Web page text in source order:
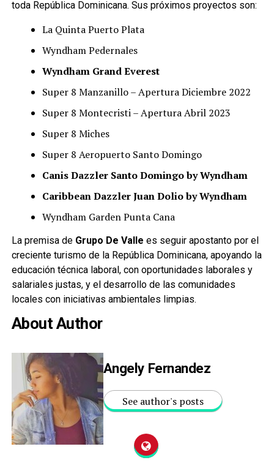
toda República Dominicana. Sus próximos proyectos son:
La Quinta Puerto Plata
Wyndham Pedernales
Wyndham Grand Everest
Super 8 Manzanillo – Apertura Diciembre 2022
Super 8 Montecristi – Apertura Abril 2023
Super 8 Miches
Super 8 Aeropuerto Santo Domingo
Canis Dazzler Santo Domingo by Wyndham
Caribbean Dazzler Juan Dolio by Wyndham
Wyndham Garden Punta Cana
La premisa de Grupo De Valle es seguir apostanto por el
creciente turismo de la República Dominicana, apoyando la
educación técnica laboral, con oportunidades laborales y
salariales justas, y el desarrollo de las comunidades
locales con iniciativas ambientales limpias.
About Author
Angely Fernandez
See author's posts